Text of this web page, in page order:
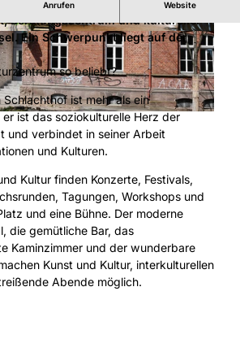
Can Wag
|CC-BY-SA
Anrufen Website
Schlachthof ist ein
Beratungszentrum und kultureller
Ein Schwerpunkt liegt auf der
so beliebt?
ist mehr als ein
ist das soziokulturelle Herz der
und verbindet in seiner Arbeit
und Kulturen.
Kultur finden Konzerte, Festivals,
Tagungen, Workshops und
und eine Bühne. Der moderne
die gemütliche Bar, das
Kaminzimmer und der wunderbare
Kunst und Kultur, interkulturellen
Abende möglich.